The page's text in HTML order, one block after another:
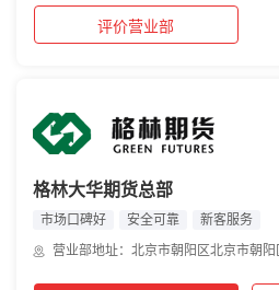
评价营业部
格林大华期货总部
市场口碑好 安全可靠
新客服务
营业部地址：北京市朝阳区北京市朝